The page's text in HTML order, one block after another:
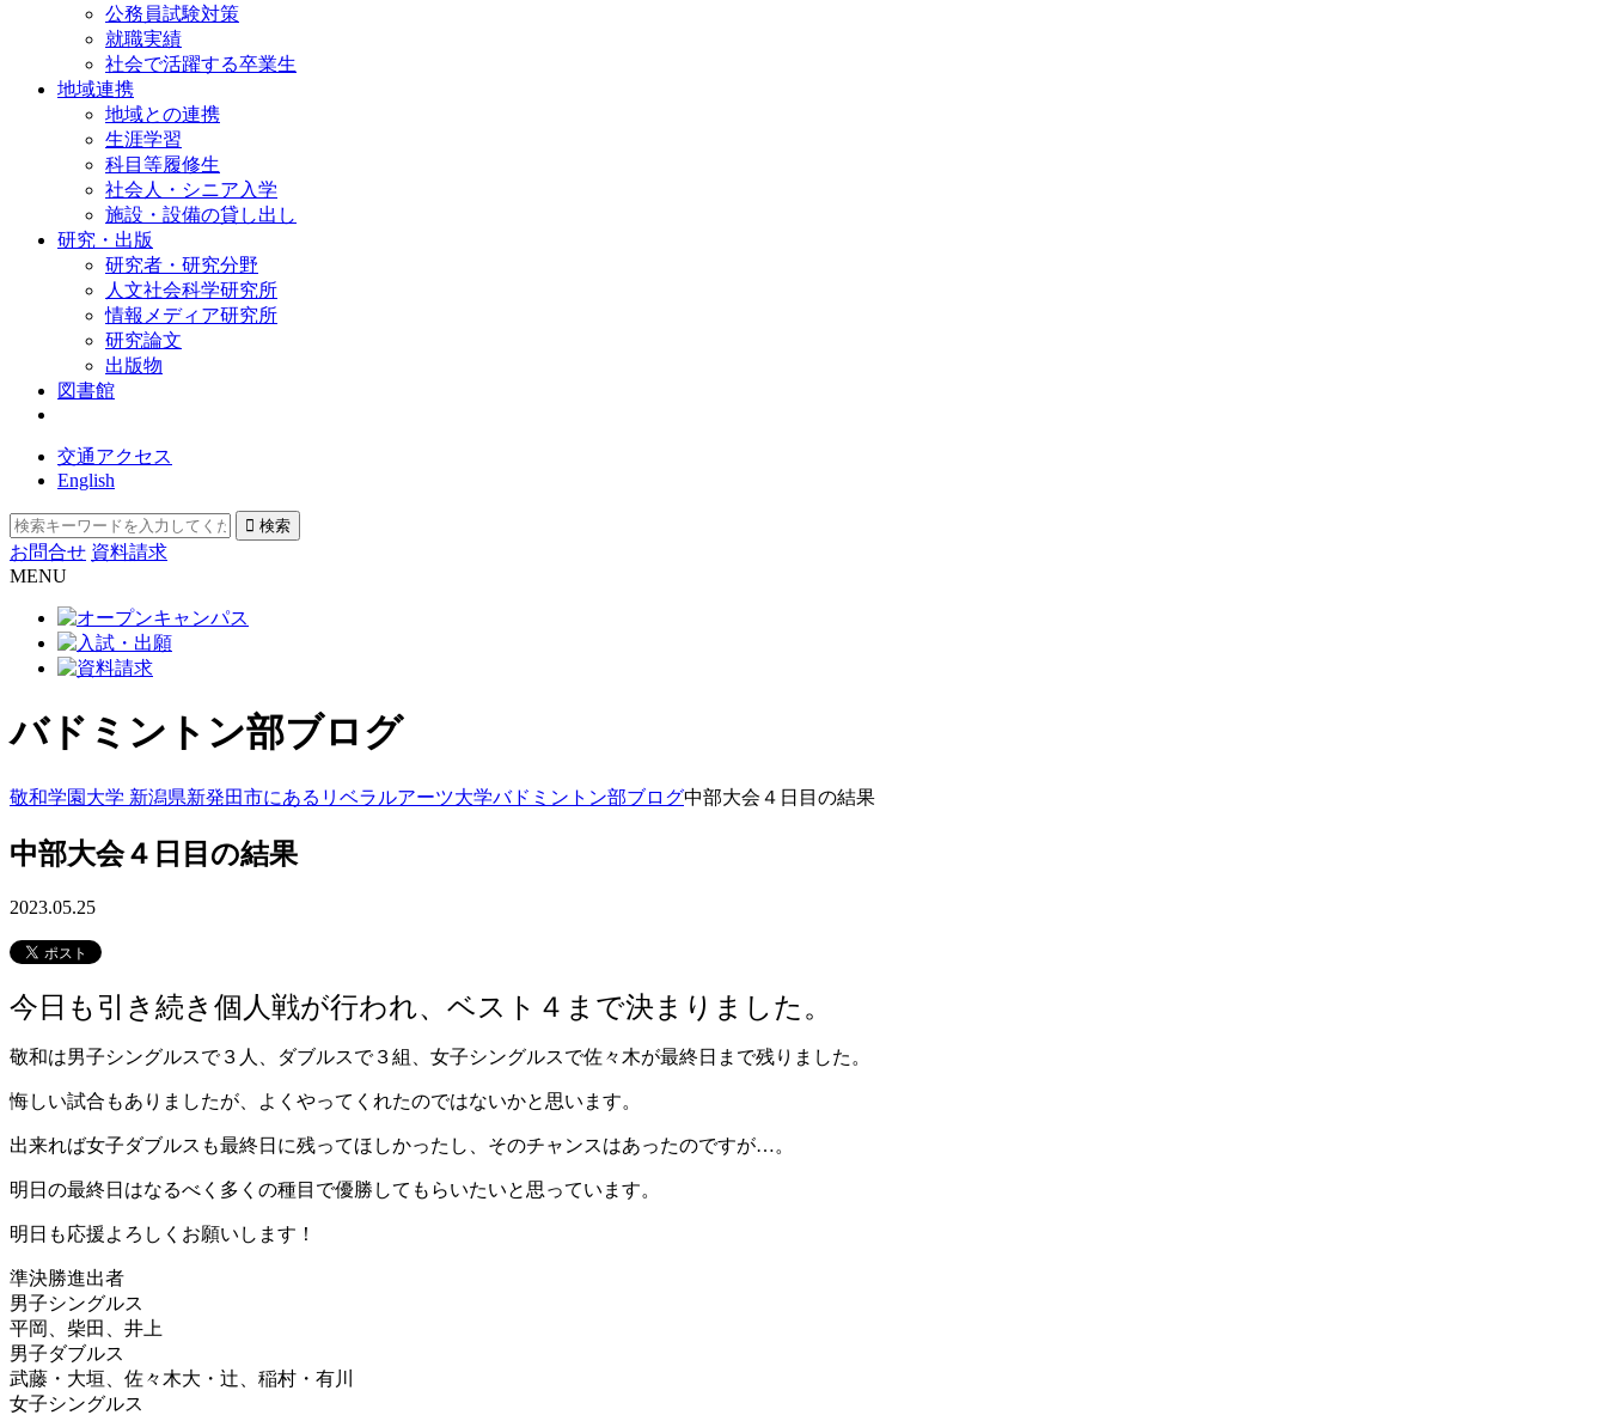
公務員試験対策
就職実績
社会で活躍する卒業生
地域連携
地域との連携
生涯学習
科目等履修生
社会人・シニア入学
施設・設備の貸し出し
研究・出版
研究者・研究分野
人文社会科学研究所
情報メディア研究所
研究論文
出版物
図書館
交通アクセス
English
お問合せ 資料請求
MENU
バドミントン部ブログ
敬和学園大学 新潟県新発田市にあるリベラルアーツ大学バドミントン部ブログ中部大会４日目の結果
中部大会４日目の結果
2023.05.25
今日も引き続き個人戦が行われ、ベスト４まで決まりました。
敬和は男子シングルスで３人、ダブルスで３組、女子シングルスで佐々木が最終日まで残りました。
悔しい試合もありましたが、よくやってくれたのではないかと思います。
出来れば女子ダブルスも最終日に残ってほしかったし、そのチャンスはあったのですが…。
明日の最終日はなるべく多くの種目で優勝してもらいたいと思っています。
明日も応援よろしくお願いします！
準決勝進出者
男子シングルス
平岡、柴田、井上
男子ダブルス
武藤・大垣、佐々木大・辻、稲村・有川
女子シングルス